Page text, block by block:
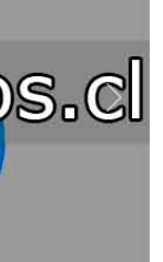
Next